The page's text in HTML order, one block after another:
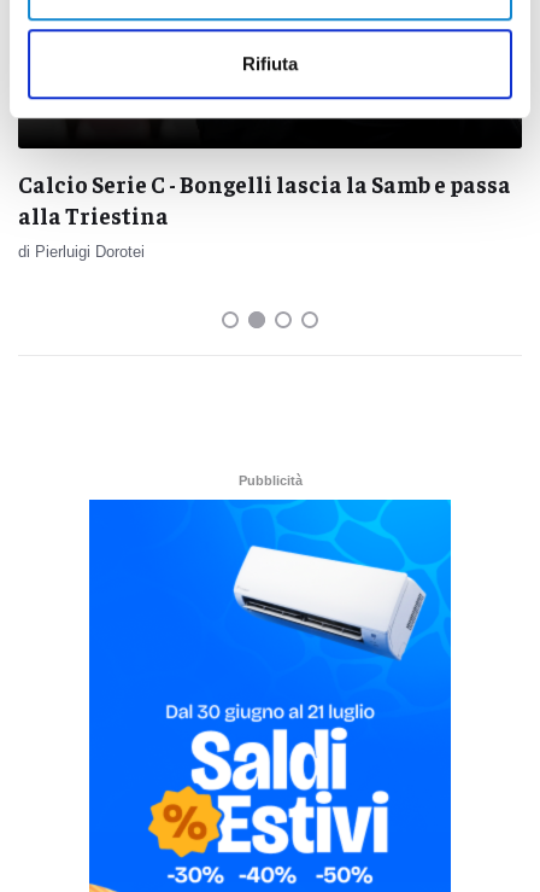
Rifiuta
Calcio Serie C - Bongelli lascia la Samb e passa
alla Triestina
di Pierluigi Dorotei
Pubblicità